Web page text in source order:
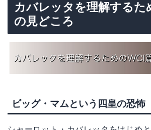
カバレッタを理解するた
の見どころ
ビッグ・マムという四皇の恐怖